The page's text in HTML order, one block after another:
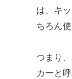
は、キ
ちろん
つまり
カーと